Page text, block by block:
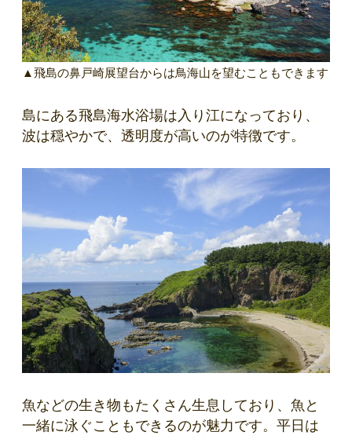
▲飛島の鼻戸崎展望台からは鳥海山を望むこともできます
島にある飛島海水浴場は入り江になっており、
波は穏やかで、透明度が高いのが特徴です。
魚などの生き物もたくさん生息しており、魚と
一緒に泳ぐこともできるのが魅力です。平日は